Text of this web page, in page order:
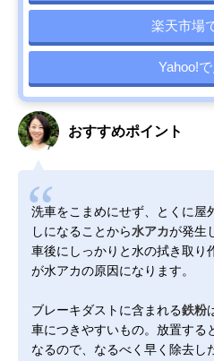
楽天市場
Yahoo!
おすすめポイント
洗車をこまめにせず、とくに屋
しになることから水アカが発生
車後にしっかりと水の拭き取り
が水アカの原因になります。
ブレーキダストに含まれる鉄粉
車につきやすいもの。放置する
なるので、なるべく早く除去し